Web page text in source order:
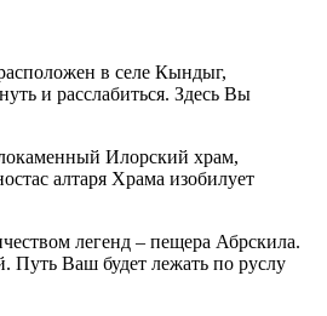
в селе Кындыг,
и расслабиться. Здесь Вы
Илорский храм,
алтаря Храма изобилует
легенд – пещера Абрскила.
Путь Ваш будет лежать по руслу